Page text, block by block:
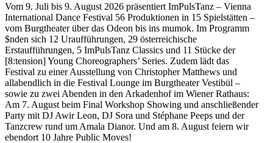
Vom 9. Juli bis 9. August 2026 präsentiert ImPulsTanz – Vienna
International Dance Festival 56 Produktionen in 15 Spielstätten –
vom Burgtheater über das Odeon bis ins mumok. Im Programm
$nden sich 12 Uraufführungen, 29 österreichische
Erstaufführungen, 5 ImPulsTanz Classics und 11 Stücke der
[8:tension] Young Choreographers’ Series. Zudem lädt das
Festival zu einer Ausstellung von Christopher Matthews und
allabendlich in die Festival Lounge im Burgtheater Vestibül –
sowie zu zwei Abenden in den Arkadenhof im Wiener Rathaus:
Am 7. August beim Final Workshop Showing und anschließender
Party mit DJ Awir Leon, DJ Sora und Stéphane Peeps und der
Tanzcrew rund um Amala Dianor. Und am 8. August feiern wir
ebendort 10 Jahre Public Moves!